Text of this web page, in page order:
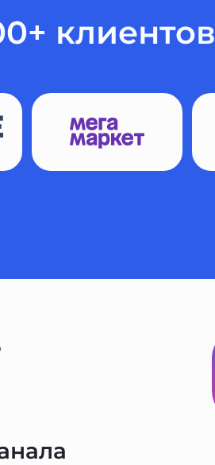
клиентов